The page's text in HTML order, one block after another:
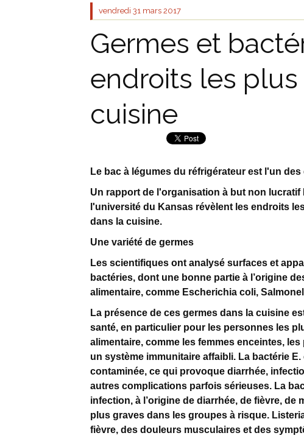
vendredi 31 mars 2017
Germes et
endroits les
cuisine
Le bac à légumes du réfrigérateur est l'un
Un rapport de l'organisation à but non lucratif
l'université du Kansas révèlent les endroits
dans la cuisine.
Une variété de germes
Les scientifiques ont analysé surfaces et
bactéries, dont une bonne partie à l’origine
alimentaire, comme Escherichia coli,
La présence de ces germes dans la cuisine
santé, en particulier pour les personnes les
alimentaire, comme les femmes enceintes,
un système immunitaire affaibli. La bactérie
contaminée, ce qui provoque diarrhée,
autres complications parfois sérieuses. La
infection, à l’origine de diarrhée, de fièvre,
plus graves dans les groupes à risque.
fièvre, des douleurs musculaires et des